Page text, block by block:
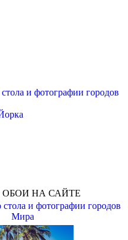
и фотографии городов
НА САЙТЕ
и фотографии городов
Мира